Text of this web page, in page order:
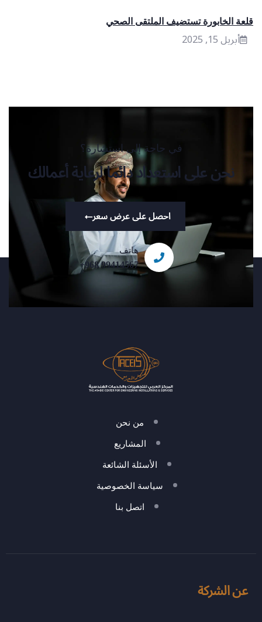
قلعة الخابورة تستضيف الملتقى الصحي
أبريل 15, 2025
في حاجة إلى استشارة؟
نحن على استعداد دائما لرعاية أعمالك
احصل على عرض سعر
هاتف
+968 99414567
من نحن
المشاريع
الأسئلة الشائعة
سياسة الخصوصية
اتصل بنا
عن الشركة